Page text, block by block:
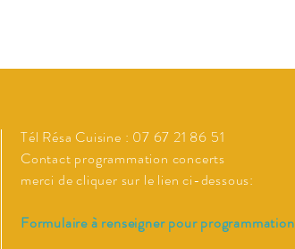
Tél Résa Cuisine : 07 67 21 86 51
Contact programmation concerts
merci de cliquer sur le lien ci-dessous:
Formulaire à renseigner pour programmation